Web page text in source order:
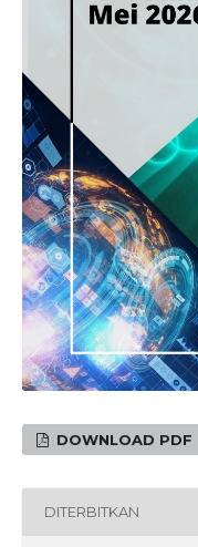
DOWNLOAD PDF
DITERBITKAN